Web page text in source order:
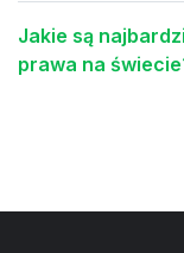
Jakie są
prawa na